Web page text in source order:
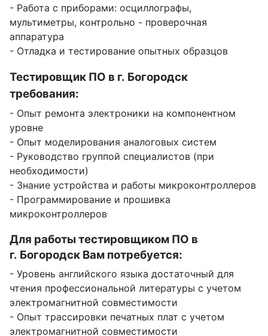
- Работа с приборами: осциллографы,
мультиметры, контрольно - проверочная
аппаратура
- Отладка и тестирование опытных образцов
Тестировщик ПО в г. Богородск
требования:
- Опыт ремонта электроники на компонентном
уровне
- Опыт моделирования аналоговых систем
- Руководство группой специалистов (при
необходимости)
- Знание устройства и работы микроконтроллеров
- Программирование и прошивка
микроконтроллеров
Для работы тестировщиком ПО в
г. Богородск Вам потребуется:
- Уровень английского языка достаточный для
чтения профессиональной литературы с учетом
электромагнитной совместимости
- Опыт трассировки печатных плат с учетом
электромагнитной совместимости